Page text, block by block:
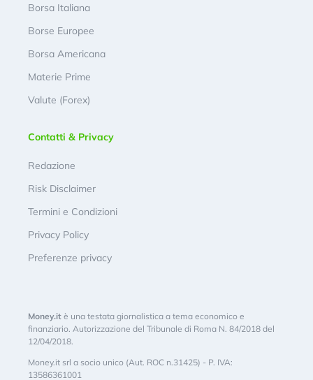
Borsa Italiana
Borse Europee
Borsa Americana
Materie Prime
Valute (Forex)
Contatti & Privacy
Redazione
Risk Disclaimer
Termini e Condizioni
Privacy Policy
Preferenze privacy
Money.it è una testata giornalistica a tema economico e
finanziario. Autorizzazione del Tribunale di Roma N. 84/2018 del
12/04/2018.
Money.it srl a socio unico (Aut. ROC n.31425) - P. IVA:
13586361001